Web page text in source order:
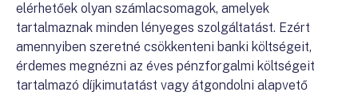
elérhetőek olyan számlacsomagok, amelyek
tartalmaznak minden lényeges szolgáltatást. Ezért
amennyiben szeretné csökkenteni banki költségeit,
érdemes megnézni az éves pénzforgalmi költségeit
tartalmazó díjkimutatást vagy átgondolni alapvető